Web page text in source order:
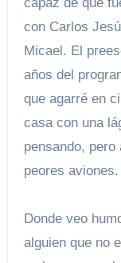
con Carlos
Micael. El
años del
que agarré en
casa con una
pensando,
peores aviones.
Donde veo
alguien que no